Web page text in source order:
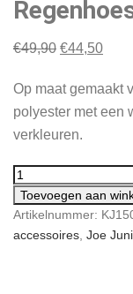
€49,90
was:
€49,90.
€44,50
is:
Op maat gemaakt
polyester met een
verkleuren.
Toevoegen aan
Artikelnummer:
accessoires, Joe